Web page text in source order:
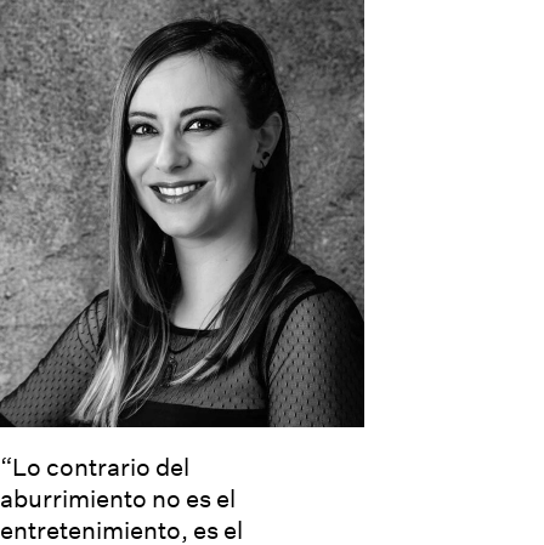
“Lo contrario del
aburrimiento no es el
entretenimiento, es el